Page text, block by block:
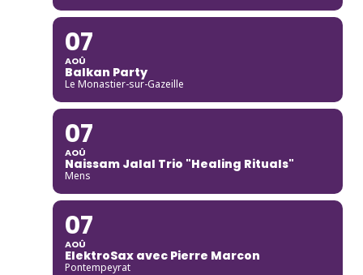
07
AOÛ
Balkan Party
Le Monastier-sur-Gazeille
07
AOÛ
Naissam Jalal Trio "Healing Rituals"
Mens
07
AOÛ
ElektroSax avec Pierre Marcon
Pontempeyrat